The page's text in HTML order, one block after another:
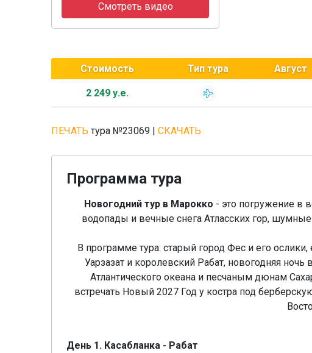
Смотреть видео
Стоимость Тип тура Август
2 249 у.е.
ПЕЧАТЬ тура №23069 | СКАЧАТЬ
Программа тура
Новогодний тур в Марокко - это погружение в
водопады и вечные снега Атласских гор,
В программе тура: старый город Фес и его
Уарзазат и королевский Рабат, новогодняя
Атлантического океана и песчаным дюнам
встречать Новый 2027 Год у костра под
День 1. Касабланка - Рабат